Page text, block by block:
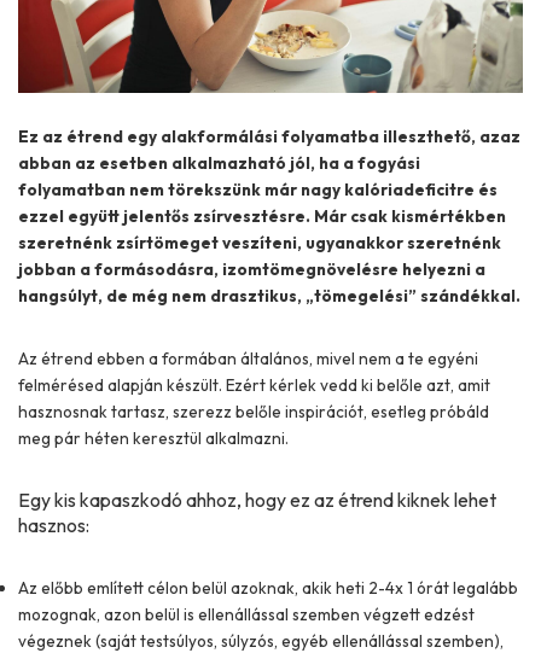
Ez az étrend egy alakformálási folyamatba illeszthető, azaz
abban az esetben alkalmazható jól, ha a fogyási
folyamatban nem törekszünk már nagy kalóriadeficitre és
ezzel együtt jelentős zsírvesztésre. Már csak kismértékben
szeretnénk zsírtömeget veszíteni, ugyanakkor szeretnénk
jobban a formásodásra, izomtömegnövelésre helyezni a
hangsúlyt, de még nem drasztikus, „tömegelési” szándékkal.
Az étrend ebben a formában általános, mivel nem a te egyéni
felmérésed alapján készült. Ezért kérlek vedd ki belőle azt, amit
hasznosnak tartasz, szerezz belőle inspirációt, esetleg próbáld
meg pár héten keresztül alkalmazni.
Egy kis kapaszkodó ahhoz, hogy ez az étrend kiknek lehet
hasznos:
Az előbb említett célon belül azoknak, akik heti 2-4x 1 órát legalább
mozognak, azon belül is ellenállással szemben végzett edzést
végeznek (saját testsúlyos, súlyzós, egyéb ellenállással szemben),